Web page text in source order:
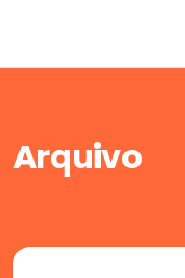
Arquivo